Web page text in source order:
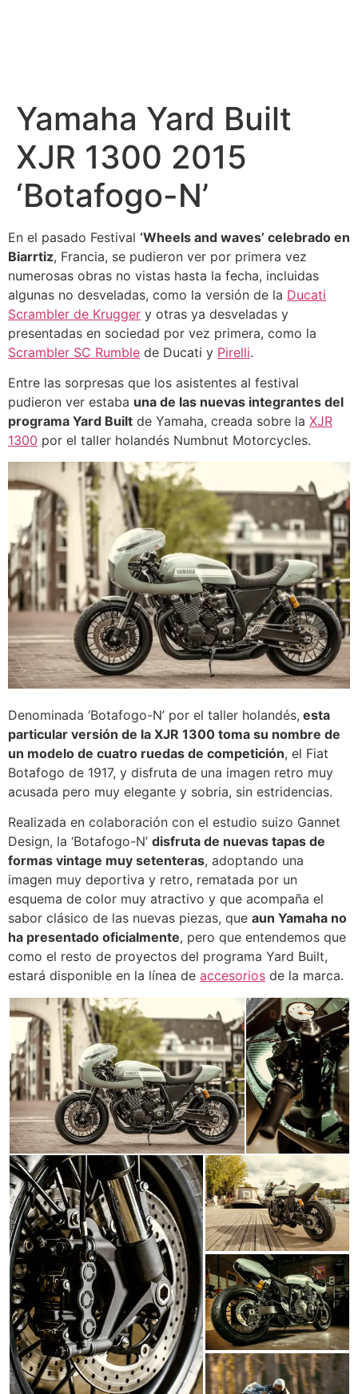
Yamaha Yard Built
XJR 1300 2015
‘Botafogo-N’
En el pasado Festival ‘Wheels and waves’ celebrado en
Biarrtiz, Francia, se pudieron ver por primera vez
numerosas obras no vistas hasta la fecha, incluidas
algunas no desveladas, como la versión de la Ducati
Scrambler de Krugger y otras ya desveladas y
presentadas en sociedad por vez primera, como la
Scrambler SC Rumble de Ducati y Pirelli.
Entre las sorpresas que los asistentes al festival
pudieron ver estaba una de las nuevas integrantes del
programa Yard Built de Yamaha, creada sobre la XJR
1300 por el taller holandés Numbnut Motorcycles.
Denominada ‘Botafogo-N’ por el taller holandés, esta
particular versión de la XJR 1300 toma su nombre de
un modelo de cuatro ruedas de competición, el Fiat
Botafogo de 1917, y disfruta de una imagen retro muy
acusada pero muy elegante y sobria, sin estridencias.
Realizada en colaboración con el estudio suizo Gannet
Design, la ‘Botafogo-N’ disfruta de nuevas tapas de
formas vintage muy setenteras, adoptando una
imagen muy deportiva y retro, rematada por un
esquema de color muy atractivo y que acompaña el
sabor clásico de las nuevas piezas, que aun Yamaha no
ha presentado oficialmente, pero que entendemos que
como el resto de proyectos del programa Yard Built,
estará disponible en la línea de accesorios de la marca.